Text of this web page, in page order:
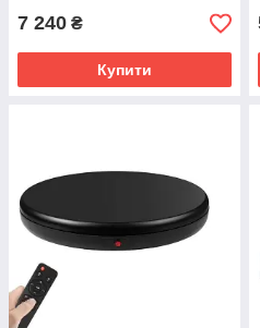
7 240 ₴
Купити